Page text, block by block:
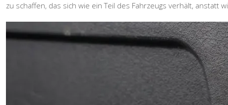
zu schaffen, das sich wie ein Teil des Fahrzeugs verhält, anstatt